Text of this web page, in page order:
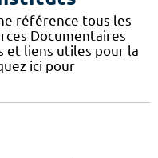
référence tous les
Documentaires
et liens utiles pour la
ici pour